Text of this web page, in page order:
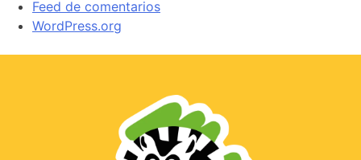
Feed de comentarios
WordPress.org